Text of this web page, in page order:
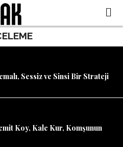
Sessiz ve Sinsi Bir Strateji
Koy, Kale Kur, Komşunun